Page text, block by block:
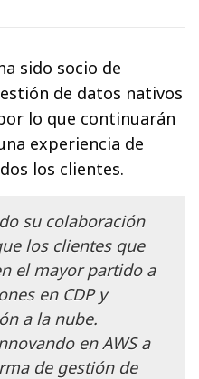
sido socio de
de datos nativos
lo que continuarán
experiencia de
los clientes.
su colaboración
los clientes que
el mayor partido a
en CDP y
a la nube.
en AWS a
de gestión de